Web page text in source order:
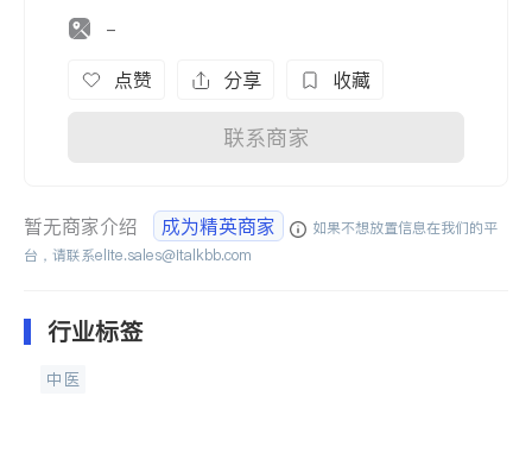
-
点赞 分享 收藏
联系商家
暂无商家介绍 成为精英商家
如果不想放置信息在我们的平
台，请联系elite.sales@italkbb.com
行业标签
中医